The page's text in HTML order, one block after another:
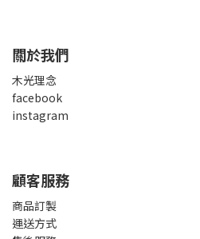
關於我們
木光理念
facebook
instagram
顧客服務
商品訂製
運送方式